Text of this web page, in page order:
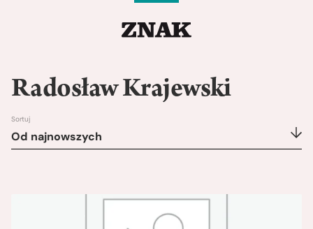
Radosław Krajewski
Sortuj
Od najnowszych